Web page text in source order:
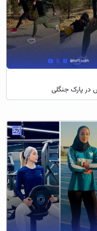
در پارک جنگلی